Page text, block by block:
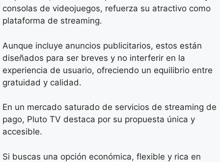
consolas de videojuegos, refuerza su atractivo como
plataforma de streaming.
Aunque incluye anuncios publicitarios, estos están
diseñados para ser breves y no interferir en la
experiencia de usuario, ofreciendo un equilibrio entre
gratuidad y calidad.
En un mercado saturado de servicios de streaming de
pago, Pluto TV destaca por su propuesta única y
accesible.
Si buscas una opción económica, flexible y rica en